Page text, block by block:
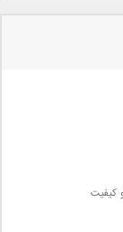
کیفیت